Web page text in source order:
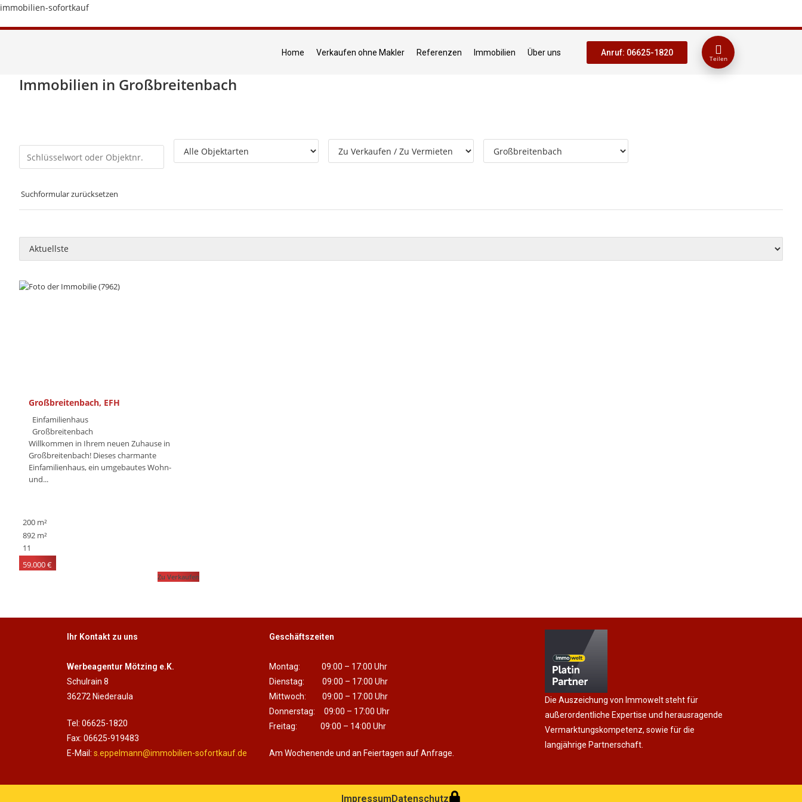
immobilien-sofortkauf
Home Verkaufen ohne Makler Referenzen Immobilien Über uns Anruf: 06625-1820
Teilen
Immobilien in Großbreitenbach
Suchformular zurücksetzen
Großbreitenbach, EFH
Einfamilienhaus
Großbreitenbach
Willkommen in Ihrem neuen Zuhause in
Großbreitenbach! Dieses charmante
Einfamilienhaus, ein umgebautes Wohn-
und...
200 m²
892 m²
11
59.000 €
Zu Verkaufen
Ihr Kontakt zu uns
Werbeagentur Mötzing e.K.
Schulrain 8
36272 Niederaula
Tel: 06625-1820
Fax: 06625-919483
E-Mail: s.eppelmann@immobilien-sofortkauf.de
Geschäftszeiten
Montag: 09:00 – 17:00 Uhr
Dienstag: 09:00 – 17:00 Uhr
Mittwoch: 09:00 – 17:00 Uhr
Donnerstag: 09:00 – 17:00 Uhr
Freitag: 09:00 – 14:00 Uhr
Am Wochenende und an Feiertagen auf Anfrage.
Die Auszeichung von Immowelt steht für
außerordentliche Expertise und herausragende
Vermarktungskompetenz, sowie für die
langjährige Partnerschaft.
ImpressumDatenschutz